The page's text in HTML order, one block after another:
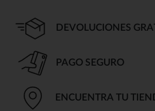
DEVOLUCIONES
PAGO SEGURO
ENCUENTRA TU